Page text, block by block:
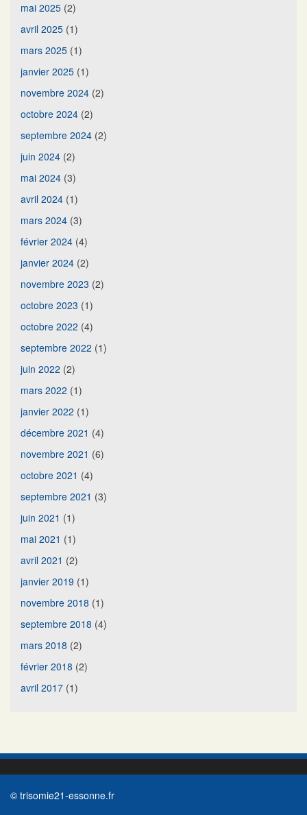
mai 2025 (2)
avril 2025 (1)
mars 2025 (1)
janvier 2025 (1)
novembre 2024 (2)
octobre 2024 (2)
septembre 2024 (2)
juin 2024 (2)
mai 2024 (3)
avril 2024 (1)
mars 2024 (3)
février 2024 (4)
janvier 2024 (2)
novembre 2023 (2)
octobre 2023 (1)
octobre 2022 (4)
septembre 2022 (1)
juin 2022 (2)
mars 2022 (1)
janvier 2022 (1)
décembre 2021 (4)
novembre 2021 (6)
octobre 2021 (4)
septembre 2021 (3)
juin 2021 (1)
mai 2021 (1)
avril 2021 (2)
janvier 2019 (1)
novembre 2018 (1)
septembre 2018 (4)
mars 2018 (2)
février 2018 (2)
avril 2017 (1)
© trisomie21-essonne.fr